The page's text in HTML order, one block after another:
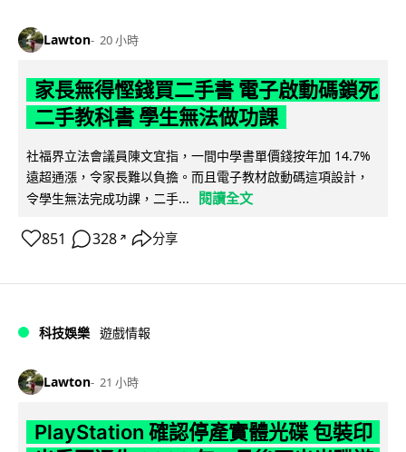
Lawton 20 小時
家長無得慳錢買二手書 電子啟動碼鎖死
二手教科書 學生無法做功課
社福界立法會議員陳文宜指，一間中學書單價錢按年加 14.7%
遠超通漲，令家長難以負擔。而且電子教材啟動碼這項設計，
令學生無法完成功課，二手...
閱讀全文
851 328 ↗ 分享
科技娛樂 遊戲情報
Lawton 21 小時
PlayStation 確認停產實體光碟 包裝印